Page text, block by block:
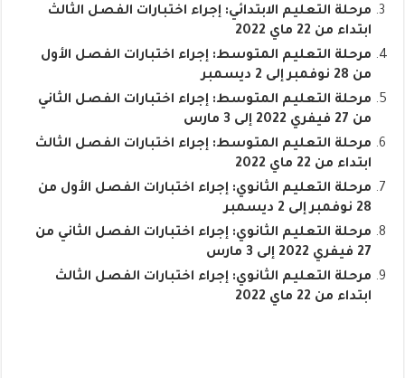
مرحلة التعليم الابتدائي: إجراء اختبارات الفصل الثالث
ابتداء من 22 ماي 2022
مرحلة التعليم المتوسط: إجراء اختبارات الفصل الأول
من 28 نوفمبر إلى 2 ديسمبر
مرحلة التعليم المتوسط: إجراء اختبارات الفصل الثاني
من 27 فيفري 2022 إلى 3 مارس
مرحلة التعليم المتوسط: إجراء اختبارات الفصل الثالث
ابتداء من 22 ماي 2022
مرحلة التعليم الثانوي: إجراء اختبارات الفصل الأول من
28 نوفمبر إلى 2 ديسمبر
مرحلة التعليم الثانوي: إجراء اختبارات الفصل الثاني من
27 فيفري 2022 إلى 3 مارس
مرحلة التعليم الثانوي: إجراء اختبارات الفصل الثالث
ابتداء من 22 ماي 2022